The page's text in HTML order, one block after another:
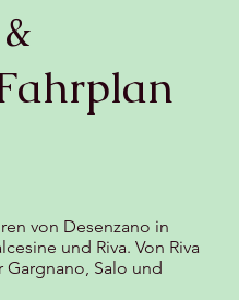
von Desenzano in
und Riva. Von Riva
Gargnano, Salo und